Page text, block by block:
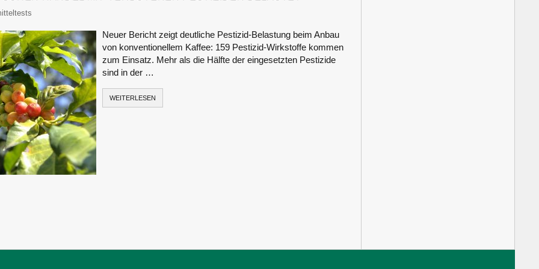
Neuer Bericht zeigt deutliche Pestizid-Belastung beim Anbau
von konventionellem Kaffee: 159 Pestizid-Wirkstoffe kommen
zum Einsatz. Mehr als die Hälfte der eingesetzten Pestizide
sind in der …
WEITERLESEN